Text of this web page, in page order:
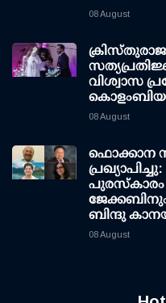
08 August
വിശ്വാസ
08 August
ഫൊക്കാന
പുരസ്‌കാരം
ബിന്ദു
08 August